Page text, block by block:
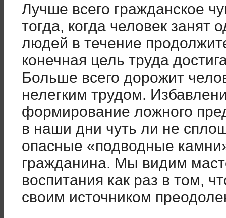
Лучше всего гражданское
тогда, когда человек
людей в течение
конечная цель труда
Больше всего дорожит
нелегким трудом.
формирование ложного
в наши дни чуть ли не
опасные «подводные
гражданина. Мы видим
воспитания как раз в том,
своим источником